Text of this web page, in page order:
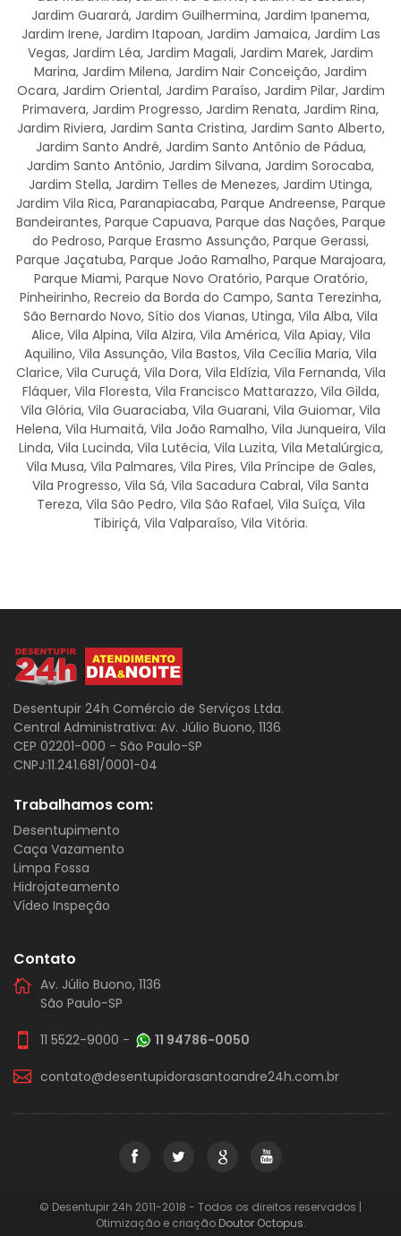
Jardim Guarará, Jardim Guilhermina, Jardim Ipanema,
Jardim Irene, Jardim Itapoan, Jardim Jamaica, Jardim Las
Vegas, Jardim Léa, Jardim Magali, Jardim Marek, Jardim
Marina, Jardim Milena, Jardim Nair Conceição, Jardim
Ocara, Jardim Oriental, Jardim Paraíso, Jardim Pilar, Jardim
Primavera, Jardim Progresso, Jardim Renata, Jardim Rina,
Jardim Riviera, Jardim Santa Cristina, Jardim Santo Alberto,
Jardim Santo André, Jardim Santo Antônio de Pádua,
Jardim Santo Antônio, Jardim Silvana, Jardim Sorocaba,
Jardim Stella, Jardim Telles de Menezes, Jardim Utinga,
Jardim Vila Rica, Paranapiacaba, Parque Andreense, Parque
Bandeirantes, Parque Capuava, Parque das Nações, Parque
do Pedroso, Parque Erasmo Assunção, Parque Gerassi,
Parque Jaçatuba, Parque João Ramalho, Parque Marajoara,
Parque Miami, Parque Novo Oratório, Parque Oratório,
Pinheirinho, Recreio da Borda do Campo, Santa Terezinha,
São Bernardo Novo, Sítio dos Vianas, Utinga, Vila Alba, Vila
Alice, Vila Alpina, Vila Alzira, Vila América, Vila Apiay, Vila
Aquilino, Vila Assunção, Vila Bastos, Vila Cecília Maria, Vila
Clarice, Vila Curuçá, Vila Dora, Vila Eldízia, Vila Fernanda, Vila
Fláquer, Vila Floresta, Vila Francisco Mattarazzo, Vila Gilda,
Vila Glória, Vila Guaraciaba, Vila Guarani, Vila Guiomar, Vila
Helena, Vila Humaitá, Vila João Ramalho, Vila Junqueira, Vila
Linda, Vila Lucinda, Vila Lutécia, Vila Luzita, Vila Metalúrgica,
Vila Musa, Vila Palmares, Vila Pires, Vila Príncipe de Gales,
Vila Progresso, Vila Sá, Vila Sacadura Cabral, Vila Santa
Tereza, Vila São Pedro, Vila São Rafael, Vila Suíça, Vila
Tibiriçá, Vila Valparaíso, Vila Vitória.
Desentupir 24h Comércio de Serviços Ltda.
Central Administrativa: Av. Júlio Buono, 1136
CEP 02201-000 - São Paulo-SP
CNPJ:11.241.681/0001-04
Trabalhamos com:
Desentupimento
Caça Vazamento
Limpa Fossa
Hidrojateamento
Vídeo Inspeção
Contato
Av. Júlio Buono, 1136
São Paulo-SP
11 5522-9000 - 11 94786-0050
contato@desentupidorasantoandre24h.com.br
© Desentupir 24h 2011-2018 - Todos os direitos reservados |
Otimização e criação Doutor Octopus.